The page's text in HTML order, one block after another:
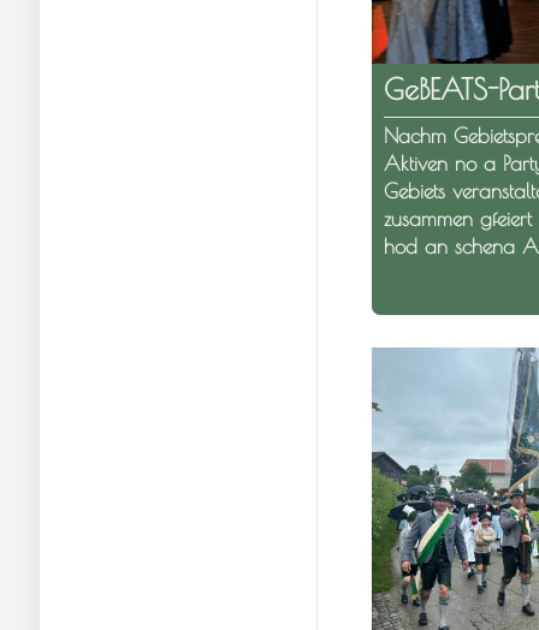
GeBEATS-
Nachm
Aktiven no a
Gebiets
zusammen
hod an schena